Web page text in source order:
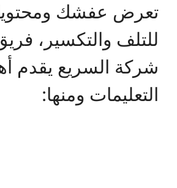
تعرض عفشك
للتلف والتكسير،
شركة السريع يقدم
التعليمات ومنها: